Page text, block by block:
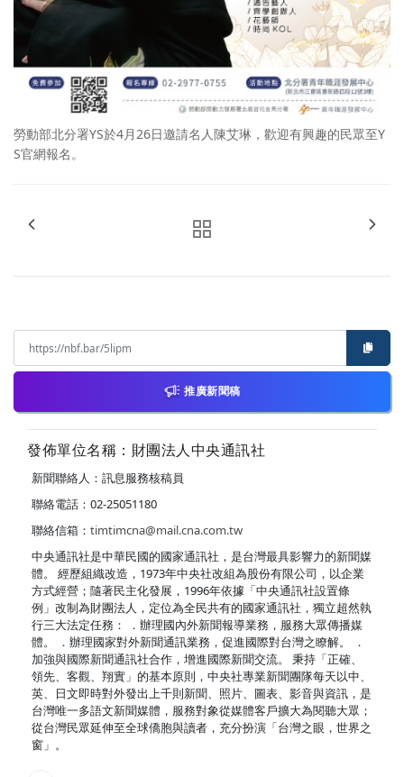
勞動部北分署YS於4月26日邀請名人陳艾琳，歡迎有興趣的民眾至Y
S官網報名。
推廣新聞稿
發佈單位名稱：財團法人中央通訊社
新聞聯絡人：訊息服務核稿員
聯絡電話：02-25051180
聯絡信箱： timtimcna@mail.cna.com.tw
中央通訊社是中華民國的國家通訊社，是台灣最具影響力的新聞媒
體。 經歷組織改造，1973年中央社改組為股份有限公司，以企業
方式經營；隨著民主化發展，1996年依據「中央通訊社設置條
例」改制為財團法人，定位為全民共有的國家通訊社，獨立超然執
行三大法定任務： ．辦理國內外新聞報導業務，服務大眾傳播媒
體。 ．辦理國家對外新聞通訊業務，促進國際對台灣之瞭解。 ．
加強與國際新聞通訊社合作，增進國際新聞交流。 秉持「正確、
領先、客觀、翔實」的基本原則，中央社專業新聞團隊每天以中、
英、日文即時對外發出上千則新聞、照片、圖表、影音與資訊，是
台灣唯一多語文新聞媒體，服務對象從媒體客戶擴大為閱聽大眾；
從台灣民眾延伸至全球僑胞與讀者，充分扮演「台灣之眼，世界之
窗」。